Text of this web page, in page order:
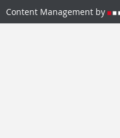
Content Management by